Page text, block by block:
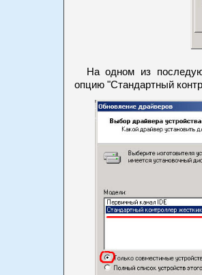
На одном из
опцию "Стандартный